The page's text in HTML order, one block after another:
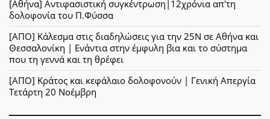
[Αθήνα] Αντιφασιστική συγκέντρωση|12χρόνια απ'τη
δολοφονία του Π.Φύσσα
[ΑΠΟ] Κάλεσμα στις διαδηλώσεις για την 25Ν σε Αθήνα και
Θεσσαλονίκη | Ενάντια στην έμφυλη βια και το σύστημα
που τη γεννά και τη θρέφει
[ΑΠΟ] Κράτος και κεφάλαιο δολοφονούν | Γενική Απεργία
Τετάρτη 20 Νοέμβρη